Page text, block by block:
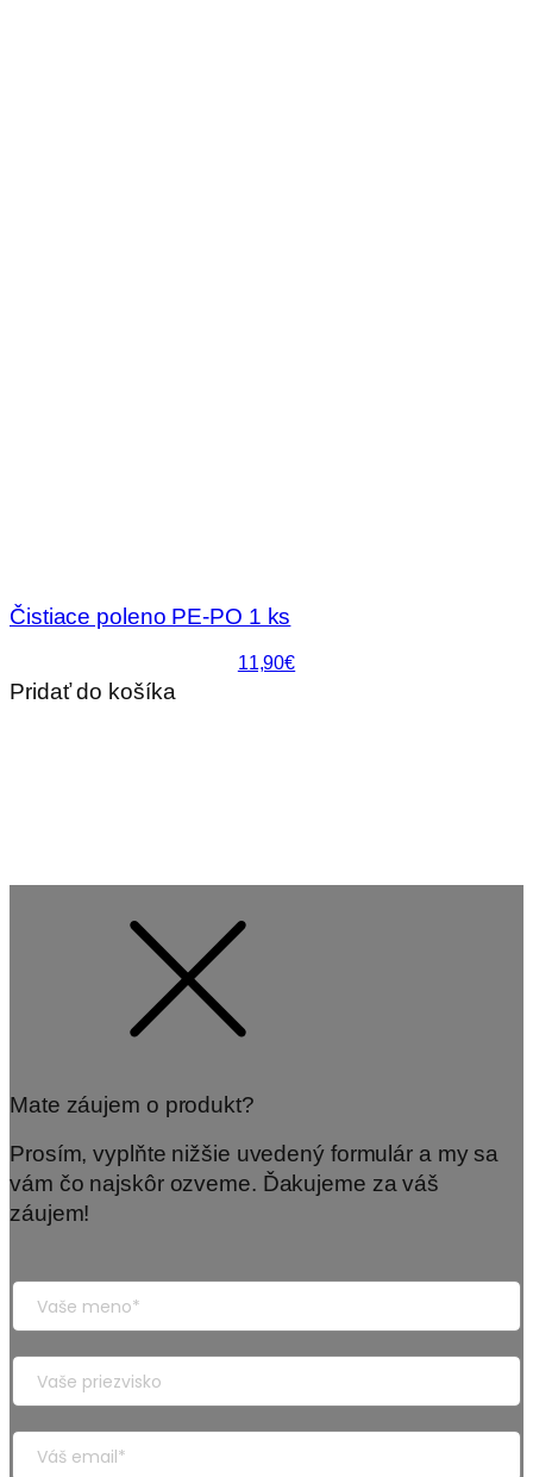
Čistiace poleno PE-PO 1 ks
11,90€
Pridať do košíka
Mate záujem o produkt?
Prosím, vyplňte nižšie uvedený formulár a my sa
vám čo najskôr ozveme. Ďakujeme za váš
záujem!